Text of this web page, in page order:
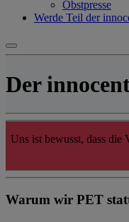
Obstpresse
Werde Teil der
Der
Uns ist bewusst, dass
Warum wir PET